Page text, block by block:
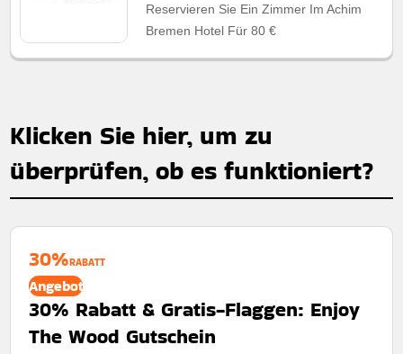
Reservieren Sie Ein Zimmer Im Achim
Bremen Hotel Für 80 €
Klicken Sie hier, um zu
überprüfen, ob es funktioniert?
30%RABATT
Angebot
30% Rabatt & Gratis-Flaggen: Enjoy
The Wood Gutschein